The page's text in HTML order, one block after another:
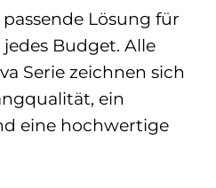
Lösung für
Budget. Alle
Serie zeichnen sich
ein
eine hochwertige